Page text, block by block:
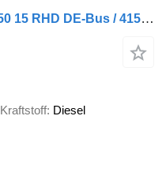
Mercedes-Benz Tourismo O350 15 RHD DE-Bus / 415 HD / R07
Kraftstoff Diesel